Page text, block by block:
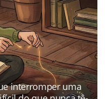
interromper uma